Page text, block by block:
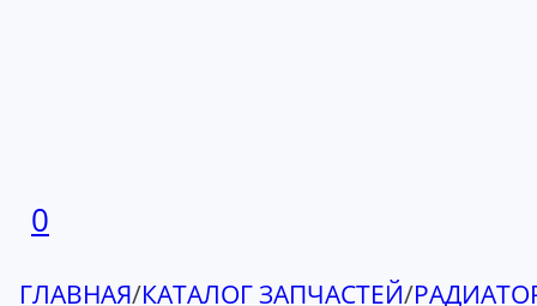
0
ГЛАВНАЯ/КАТАЛОГ ЗАПЧАСТЕЙ/